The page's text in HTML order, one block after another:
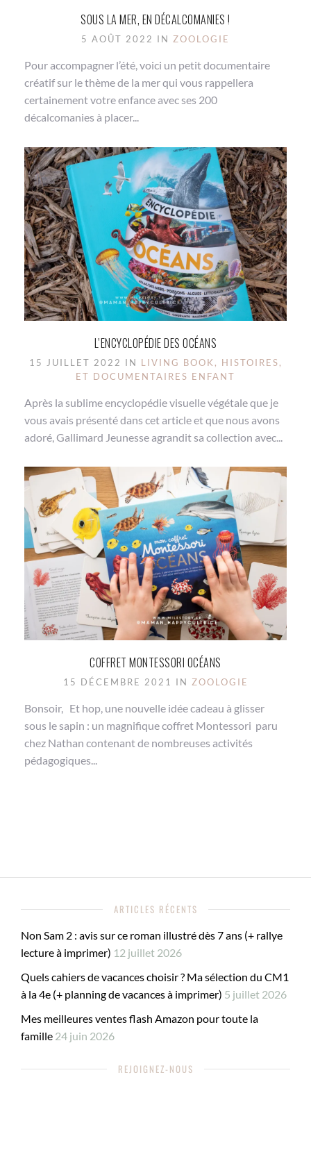
SOUS LA MER, EN DÉCALCOMANIES !
5 AOÛT 2022 IN ZOOLOGIE
Pour accompagner l’été, voici un petit documentaire
créatif sur le thème de la mer qui vous rappellera
certainement votre enfance avec ses 200
décalcomanies à placer...
L’ENCYCLOPÉDIE DES OCÉANS
15 JUILLET 2022 IN LIVING BOOK, HISTOIRES,
ET DOCUMENTAIRES ENFANT
Après la sublime encyclopédie visuelle végétale que je
vous avais présenté dans cet article et que nous avons
adoré, Gallimard Jeunesse agrandit sa collection avec...
COFFRET MONTESSORI OCÉANS
15 DÉCEMBRE 2021 IN ZOOLOGIE
Bonsoir, Et hop, une nouvelle idée cadeau à glisser
sous le sapin : un magnifique coffret Montessori paru
chez Nathan contenant de nombreuses activités
pédagogiques...
ARTICLES RÉCENTS
Non Sam 2 : avis sur ce roman illustré dès 7 ans (+ rallye
lecture à imprimer) 12 juillet 2026
Quels cahiers de vacances choisir ? Ma sélection du CM1
à la 4e (+ planning de vacances à imprimer) 5 juillet 2026
Mes meilleures ventes flash Amazon pour toute la
famille 24 juin 2026
REJOIGNEZ-NOUS